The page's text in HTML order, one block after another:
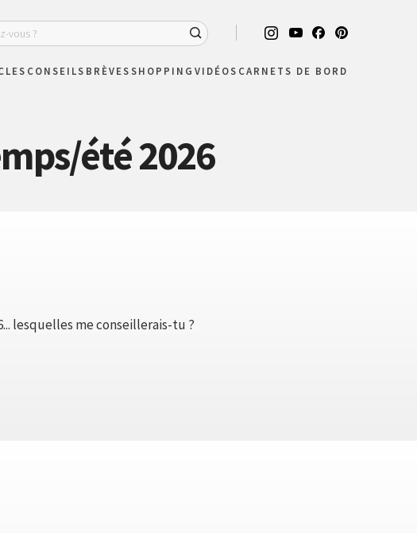
CONSEILS BRÈVESSHOPPING VIDÉOS CARNETS DE BORD
été 2026
lesquelles me conseillerais-tu ?